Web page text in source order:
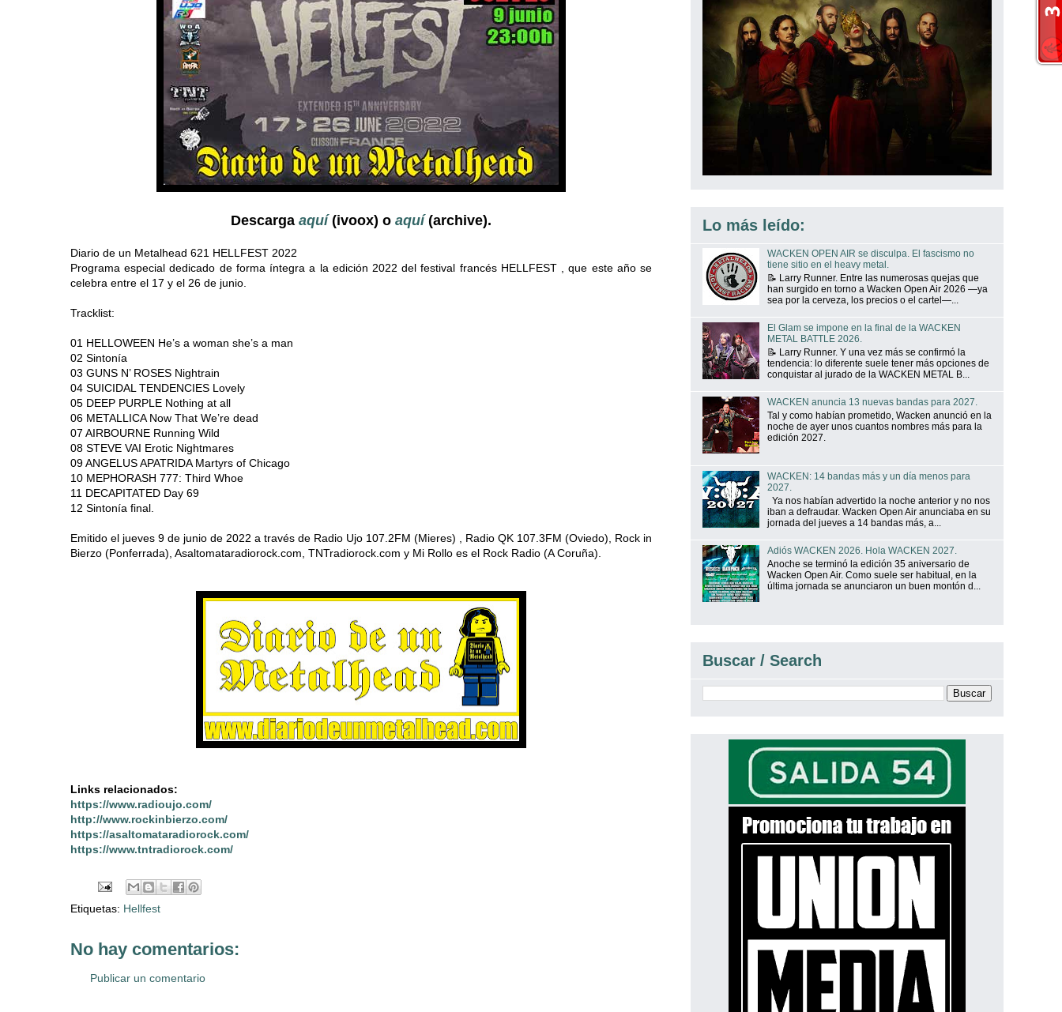
Descarga aquí(ivoox) o aquí(archive).
Diario de un Metalhead 621 HELLFEST 2022
Programa especial dedicado de forma íntegra a la edición 2022 del festival francés HELLFEST , que este año se
celebra entre el 17 y el 26 de junio.
Tracklist:
01 HELLOWEEN He’s a woman she’s a man
02 Sintonía
03 GUNS N’ ROSES Nightrain
04 SUICIDAL TENDENCIES Lovely
05 DEEP PURPLE Nothing at all
06 METALLICA Now That We’re dead
07 AIRBOURNE Running Wild
08 STEVE VAI Erotic Nightmares
09 ANGELUS APATRIDA Martyrs of Chicago
10 MEPHORASH 777: Third Whoe
11 DECAPITATED Day 69
12 Sintonía final.
Emitido el jueves 9 de junio de 2022 a través de Radio Ujo 107.2FM (Mieres) , Radio QK 107.3FM (Oviedo), Rock in
Bierzo (Ponferrada), Asaltomataradiorock.com, TNTradiorock.com y Mi Rollo es el Rock Radio (A Coruña).
Links relacionados:
https://www.radioujo.com/
http://www.rockinbierzo.com/
https://asaltomataradiorock.com/
https://www.tntradiorock.com/
Etiquetas: Hellfest
No hay comentarios:
Publicar un comentario
Lo más leído:
WACKEN OPEN AIR se disculpa. El fascismo no
tiene sitio en el heavy metal.
📝 Larry Runner. Entre las numerosas quejas que
han surgido en torno a Wacken Open Air 2026 —ya
sea por la cerveza, los precios o el cartel—...
El Glam se impone en la final de la WACKEN
METAL BATTLE 2026.
📝 Larry Runner. Y una vez más se confirmó la
tendencia: lo diferente suele tener más opciones de
conquistar al jurado de la WACKEN METAL B...
WACKEN anuncia 13 nuevas bandas para 2027.
Tal y como habían prometido, Wacken anunció en la
noche de ayer unos cuantos nombres más para la
edición 2027.
WACKEN: 14 bandas más y un día menos para
2027.
Ya nos habían advertido la noche anterior y no nos
iban a defraudar. Wacken Open Air anunciaba en su
jornada del jueves a 14 bandas más, a...
Adiós WACKEN 2026. Hola WACKEN 2027.
Anoche se terminó la edición 35 aniversario de
Wacken Open Air. Como suele ser habitual, en la
última jornada se anunciaron un buen montón d...
Buscar / Search